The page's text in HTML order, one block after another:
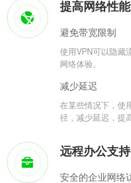
提高网络性能
避免带宽限制
使用VPN可以隐藏
网络体验。
减少延迟
在某些情况下，使
径，减少延迟，提
远程办公支持
安全的企业网络